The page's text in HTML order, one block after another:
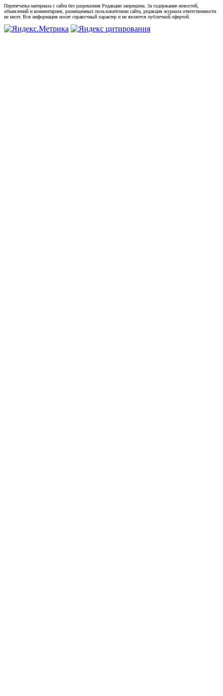
Перепечатка материала с сайта без разрешения Редакции запрещена. За содержание новостей,
объявлений и комментариев, размещенных пользователями сайта, редакция журнала ответственности
не несет. Вся информация носит справочный характер и не является публичной офертой.